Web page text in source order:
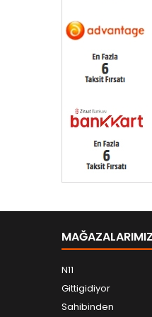
MAĞAZALARIMIZ
N11
Gittigidiyor
Sahibinden